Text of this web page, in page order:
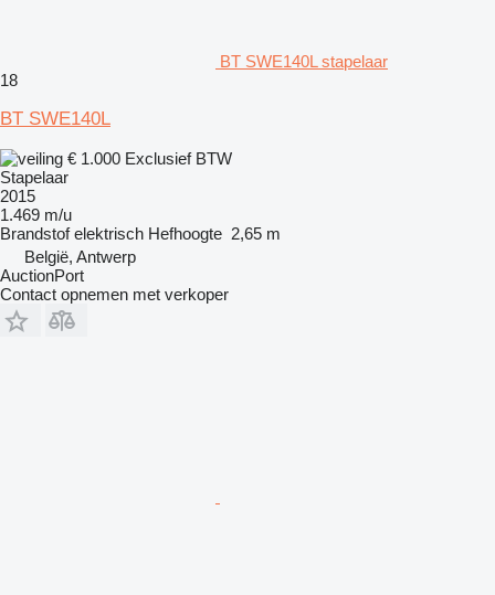
BT SWE140L stapelaar
18
BT SWE140L
€ 1.000 Exclusief BTW
Stapelaar
2015
1.469 m/u
Brandstof elektrisch Hefhoogte 2,65 m
België, Antwerp
AuctionPort
Contact opnemen met verkoper